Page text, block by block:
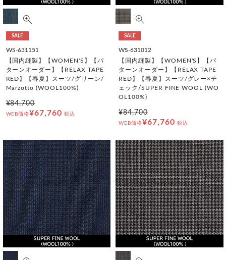
SALE
WS-631151
【国内縫製】【WOMEN'S】【パ
ターンオーダー】【RELAX TAPE
RED】【春夏】スーツ/グリーン/
Marzotto (WOOL100%)
¥84,700
WEB価格¥67,760 税込
SALE
WS-631012
【国内縫製】【WOMEN'S】【パ
ターンオーダー】【RELAX TAPE
RED】【春夏】スーツ/グレー×チ
ェック/SUPER FINE WOOL (WO
OL100%)
¥84,700
WEB価格¥67,760 税込